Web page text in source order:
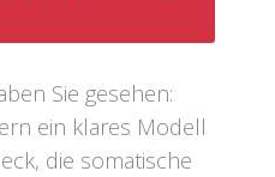
Sie gesehen:
ein klares Modell
die somatische